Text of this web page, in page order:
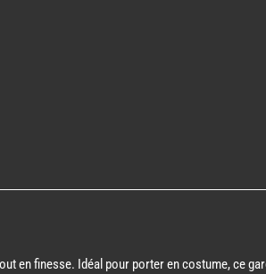
en finesse. Idéal pour porter en costume, ce